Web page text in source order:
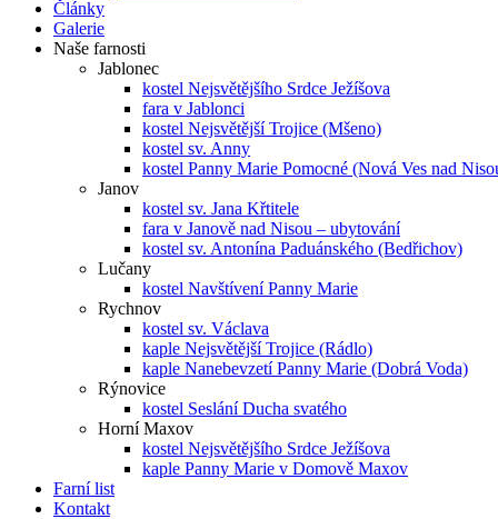
Články
Galerie
Naše farnosti
Jablonec
kostel Nejsvětějšího Srdce Ježíšova
fara v Jablonci
kostel Nejsvětější Trojice (Mšeno)
kostel sv. Anny
kostel Panny Marie Pomocné (Nová Ves nad
Janov
kostel sv. Jana Křtitele
fara v Janově nad Nisou – ubytování
kostel sv. Antonína Paduánského (Bedřichov)
Lučany
kostel Navštívení Panny Marie
Rychnov
kostel sv. Václava
kaple Nejsvětější Trojice (Rádlo)
kaple Nanebevzetí Panny Marie (Dobrá Voda)
Rýnovice
kostel Seslání Ducha svatého
Horní Maxov
kostel Nejsvětějšího Srdce Ježíšova
kaple Panny Marie v Domově Maxov
Farní list
Kontakt